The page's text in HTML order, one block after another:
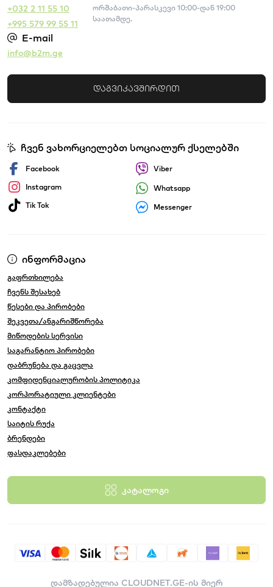
+032 2 11 55 10
+995 579 99 55 11
ორშაბათი-პარასკევი 10:00-დან 19:00
საათამდე.
E-mail
info@b2m.ge
დაგვიკავშირდით
ინფორმაცია
გაფრთხილება
ჩვენს შესახებ
წესები და პირობები
შეკვეთა/ანგარიშწორება
მიწოდების სერვისი
საგარანტიო პირობები
დაბრუნება და გაცვლა
კომფიდენციალურობის პოლიტიკა
კორპორატიული კლიენტები
კონტაქტი
საიტის რუქა
ბრენდები
ფასდაკლებები
კატალოგი
ჩვენ ვახორციელებთ სოციალურ ქსელებში
Facebook
Instagram
Tik Tok
Viber
Whatsapp
Messenger
დამზადებულია CLOUDNET.GE-ის მიერ